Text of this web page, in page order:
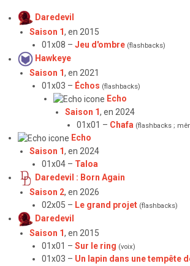
Daredevil
Saison 1, en 2015
01x08 – Jeu d'ombre (flashbacks)
Hawkeye
Saison 1, en 2021
01x03 – Échos (flashbacks)
Echo
Saison 1, en 2024
01x01 – Chafa (flashbacks ;
Echo
Saison 1, en 2024
01x04 – Taloa
Daredevil : Born Again
Saison 2, en 2026
02x05 – Le grand projet (flashbacks)
Daredevil
Saison 1, en 2015
01x01 – Sur le ring (voix)
01x03 – Un lapin dans une tempête